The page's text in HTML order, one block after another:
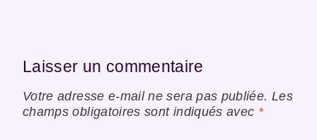
Laisser un commentaire
Votre adresse e-mail ne sera pas publiée. Les
champs obligatoires sont indiqués avec *